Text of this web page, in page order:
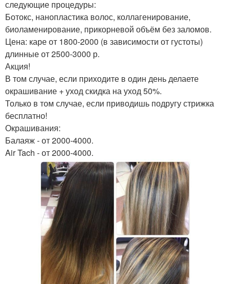
следующие процедуры:
Ботокс, нанопластика волос, коллагенирование,
биоламенирование, прикорневой объём без заломов.
Цена: каре от 1800-2000 (в зависимости от густоты)
длинные от 2500-3000 р.
Акция!
В том случае, если приходите в один день делаете
окрашивание + уход скидка на уход 50%.
Только в том случае, если приводишь подругу стрижка
бесплатно!
Окрашивания:
Балаяж - от 2000-4000.
Air Tach - от 2000-4000.